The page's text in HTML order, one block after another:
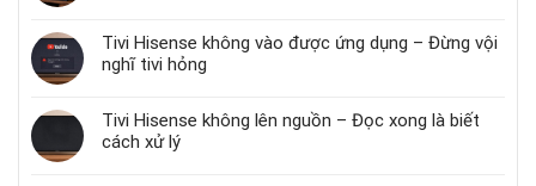
Tivi Hisense không vào được ứng dụng – Đừng vội
nghĩ tivi hỏng
Tivi Hisense không lên nguồn – Đọc xong là biết
cách xử lý